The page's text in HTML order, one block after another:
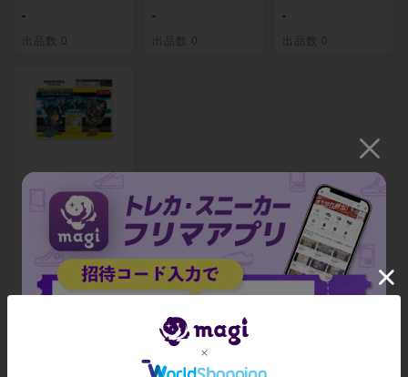
-
出品数 0
-
出品数 0
-
出品数 0
拡張パック「タッ
グボルト」発売記
念 イオン限定スペ
シャルパック 未開
封BOX